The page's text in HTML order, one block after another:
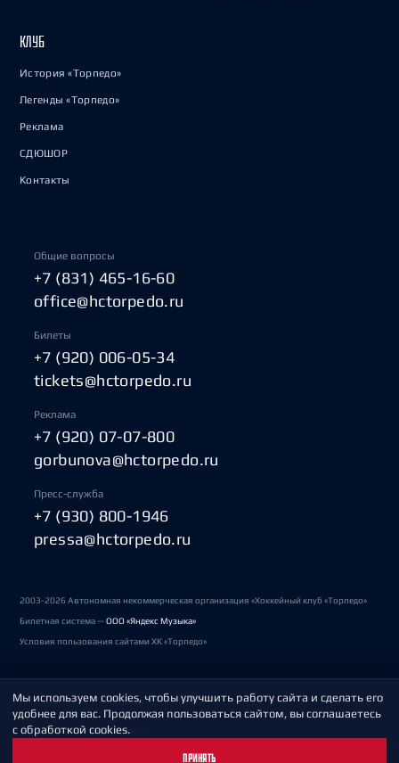
КЛУБ
История «Торпедо»
Легенды «Торпедо»
Реклама
СДЮШОР
Контакты
Общие вопросы
+7 (831) 465-16-60
office@hctorpedo.ru
Билеты
+7 (920) 006-05-34
tickets@hctorpedo.ru
Реклама
+7 (920) 07-07-800
gorbunova@hctorpedo.ru
Пресс-служба
+7 (930) 800-1946
pressa@hctorpedo.ru
2003-2026 Автономная некоммерческая организация «Хоккейный клуб «Торпедо»
Билетная система —ООО «Яндекс Музыка»
Условия пользования сайтами ХК «Торпедо»
Политика обработки персональных данных
Пользовательское соглашение
Мы используем cookies, чтобы улучшить работу сайта и сделать его
удобнее для вас. Продолжая пользоваться сайтом, вы соглашаетесь
с обработкой cookies.
ПРИНЯТЬ